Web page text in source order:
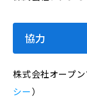
協力
株式会社オープ
シー）